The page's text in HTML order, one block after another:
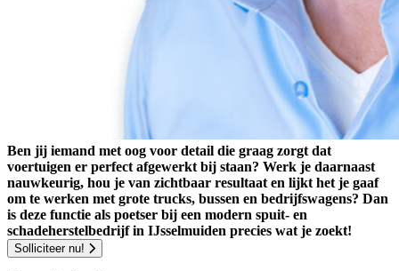
Ben jij iemand met oog voor detail die graag zorgt dat
voertuigen er perfect afgewerkt bij staan? Werk je daarnaast
nauwkeurig, hou je van zichtbaar resultaat en lijkt het je gaaf
om te werken met grote trucks, bussen en bedrijfswagens? Dan
is deze functie als poetser bij een modern spuit- en
schadeherstelbedrijf in IJsselmuiden precies wat je zoekt!
Solliciteer nu!